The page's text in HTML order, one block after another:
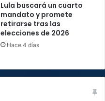
Lula buscará un cuarto
mandato y promete
retirarse tras las
elecciones de 2026
Hace 4 días